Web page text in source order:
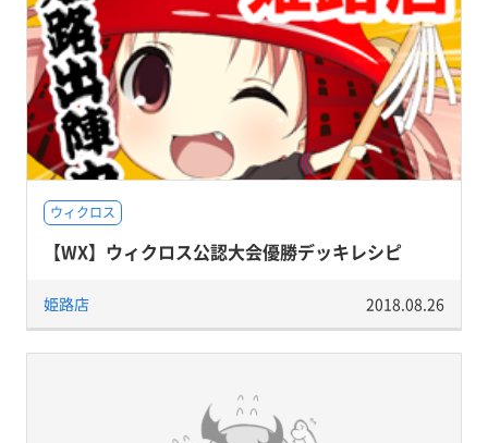
ウィクロス
【WX】ウィクロス公認大会優勝デッキレシピ
姫路店 2018.08.26